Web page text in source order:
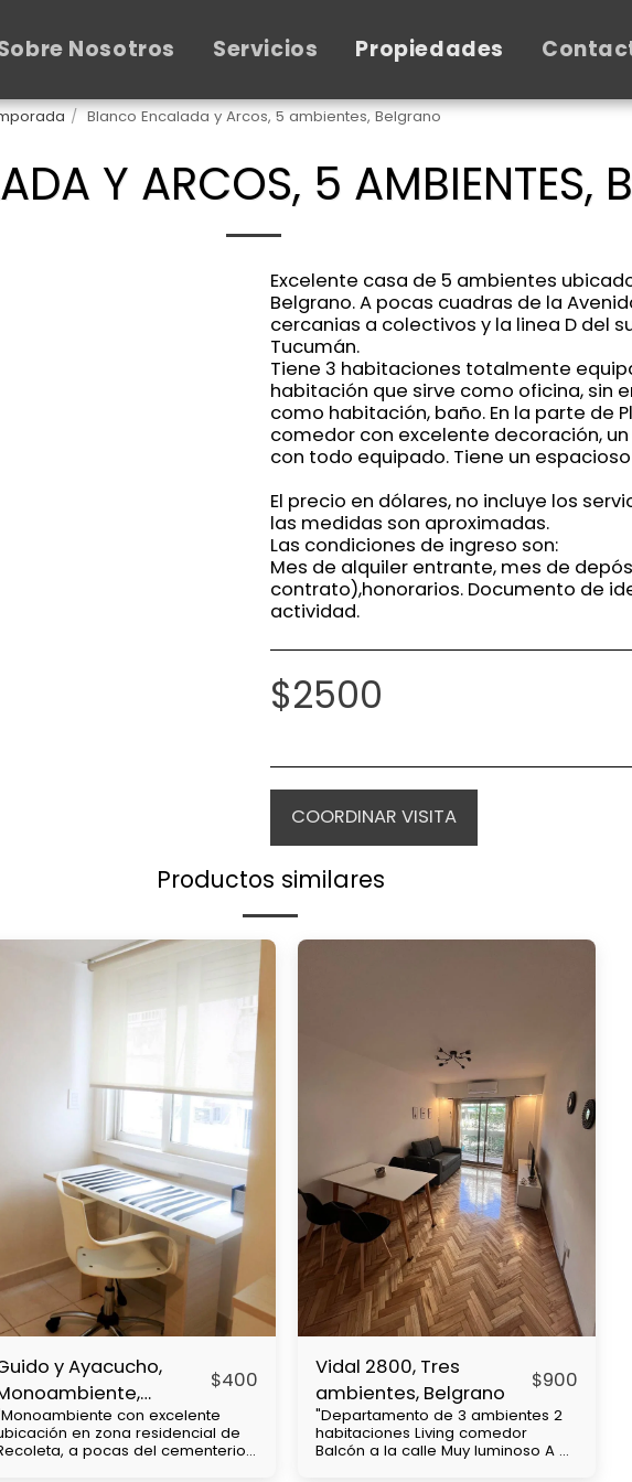
Nosotros Servicios Propiedades
Blanco Encalada y Arcos, 5 ambientes, Belgrano
Y ARCOS, 5 AMBIENTES,
Excelente casa de 5 ambientes
Belgrano. A pocas cuadras de la
cercanias a colectivos y la linea D del
Tucumán.
Tiene 3 habitaciones totalmente
habitación que sirve como oficina, sin
como habitación, baño. En la parte de
comedor con excelente decoración,
con todo equipado. Tiene un
El precio en dólares, no incluye los
las medidas son aproximadas.
Las condiciones de ingreso son:
Mes de alquiler entrante, mes de
contrato),honorarios. Documento de
actividad.
$2500
COORDINAR VISITA
Productos similares
y Ayacucho,
$400
con excelente
en zona residencial de
a pocas del cementerio
Vidal 2800, Tres
ambientes, Belgrano
$900
"Departamento de 3 ambientes 2
habitaciones Living comedor
Balcón a la calle Muy luminoso A 4